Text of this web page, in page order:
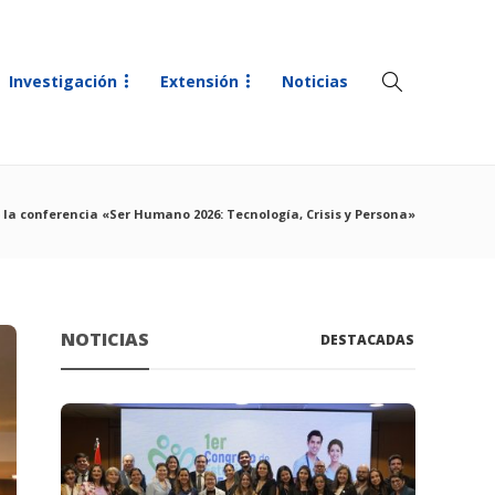
Investigación Extensión Noticias
«Ser Humano 2026: Tecnología, Crisis y Persona»
NOTICIAS DESTACADAS